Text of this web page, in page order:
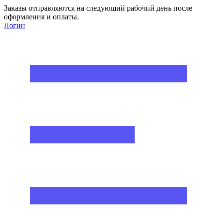
Заказы отправляются на следующий рабочий день после
оформления и оплаты.
Логин